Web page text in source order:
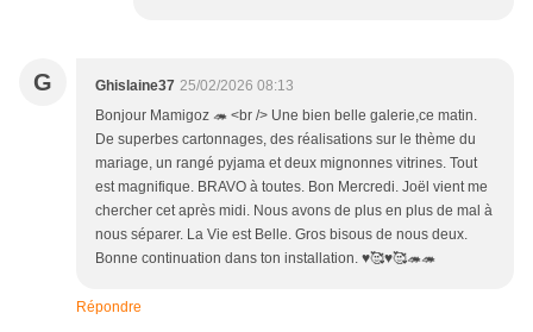
G Ghislaine37 25/02/2026 08:13
Bonjour Mamigoz 🦔 <br /> Une bien belle galerie,ce matin.
De superbes cartonnages, des réalisations sur le thème du
mariage, un rangé pyjama et deux mignonnes vitrines. Tout
est magnifique. BRAVO à toutes. Bon Mercredi. Joël vient me
chercher cet après midi. Nous avons de plus en plus de mal à
nous séparer. La Vie est Belle. Gros bisous de nous deux.
Bonne continuation dans ton installation. ♥️🥰♥️🥰🦔🦔
Répondre